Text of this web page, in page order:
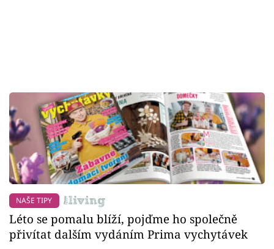
NAŠE TIPY
Léto se pomalu blíží, pojďme ho společně
přivítat dalším vydáním Prima vychytávek